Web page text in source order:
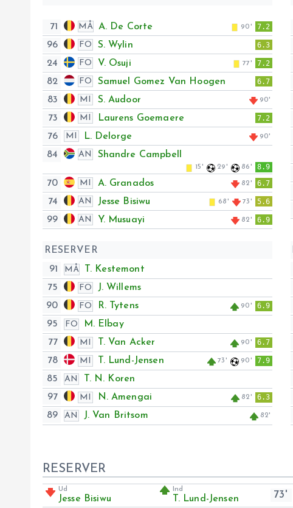
71 MÅ A. De Corte 90' 7.2
96 FO S. Wylin 6.3
24 FO V. Osuji 77' 7.2
82 FO Samuel Gomez Van Hoogen 6.7
83 MI S. Audoor 90'
73 MI Laurens Goemaere 7.2
76 MI L. Delorge 90'
84 AN Shandre Campbell
15' 29' 86' 8.9
70 MI A. Granados 82' 6.7
74 AN Jesse Bisiwu 68' 73' 5.6
99 AN Y. Musuayi 82' 6.9
RESERVER
91
MÅ
T. Kestemont
75
FO
J. Willems
90
FO R. Tytens 90' 6.9
95 FO
M. Elbay
77
MI T. Van Acker 90' 6.7
78 MI T. Lund-Jensen 73' 90' 7.9
85 AN
T. N. Koren
97
MI N. Amengai 82' 6.3
89 AN J. Van Britsom 82'
RESERVER
Ud
Jesse Bisiwu
Ind
T. Lund-Jensen
73'